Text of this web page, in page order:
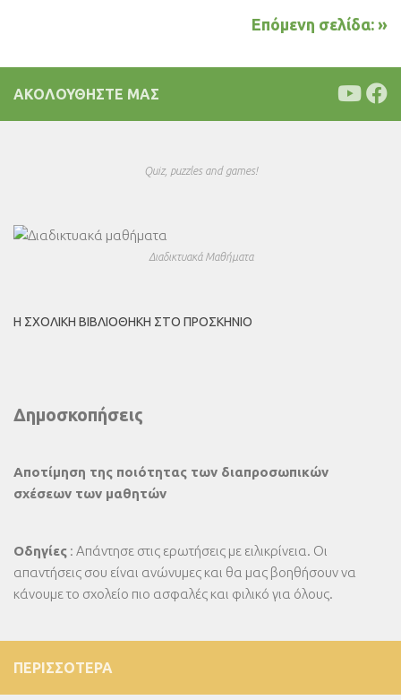
Επόμενη σελίδα: »
ΑΚΟΛΟΥΘΉΣΤΕ ΜΑΣ
Quiz, puzzles and games!
Διαδικτυακά Μαθήματα
Η ΣΧΟΛΙΚΉ ΒΙΒΛΙΟΘΉΚΗ ΣΤΟ ΠΡΟΣΚΉΝΙΟ
Δημοσκοπήσεις
Αποτίμηση της ποιότητας των διαπροσωπικών
σχέσεων των μαθητών
Οδηγίες : Απάντησε στις ερωτήσεις με ειλικρίνεια. Οι
απαντήσεις σου είναι ανώνυμες και θα μας βοηθήσουν να
κάνουμε το σχολείο πιο ασφαλές και φιλικό για όλους.
ΠΕΡΙΣΣΌΤΕΡΑ